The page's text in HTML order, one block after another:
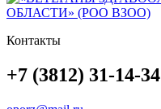
Контакты
+7 (3812) 31-14-34